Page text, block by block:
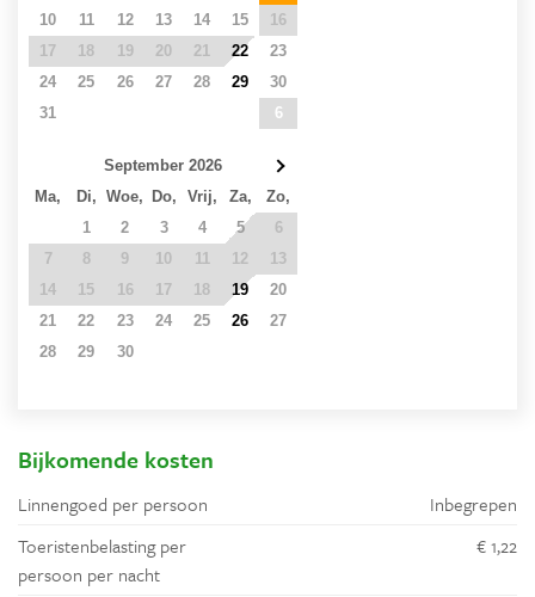
10
11 12 13 14 15
16
17
18 19 20 21 22
23
24
25 26 27 28 29
30
31
6
September 2026
Ma,
Di, Woe, Do, Vrij, Za,
Zo,
1 2 3 4 5
6
7
8 9 10 11 12
13
14
15 16 17 18 19
20
21
22 23 24 25 26
27
28
29 30
Bijkomende kosten
Linnengoed per persoon
Inbegrepen
Toeristenbelasting per
persoon per nacht
€ 1,22